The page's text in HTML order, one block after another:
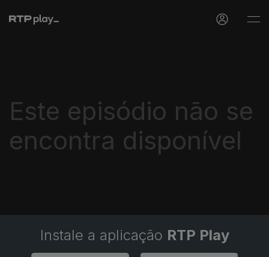
Este episódio não se
encontra disponível
Instale a aplicação RTP Play